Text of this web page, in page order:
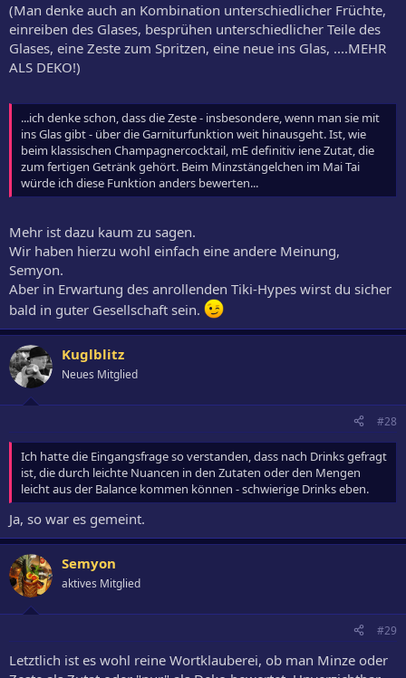
(Man denke auch an Kombination unterschiedlicher Früchte,
einreiben des Glases, besprühen unterschiedlicher Teile des
Glases, eine Zeste zum Spritzen, eine neue ins Glas, ....MEHR
ALS DEKO!)
...ich denke schon, dass die Zeste - insbesondere, wenn man sie mit
ins Glas gibt - über die Garniturfunktion weit hinausgeht. Ist, wie
beim klassischen Champagnercocktail, mE definitiv iene Zutat, die
zum fertigen Getränk gehört. Beim Minzstängelchen im Mai Tai
würde ich diese Funktion anders bewerten...
Mehr ist dazu kaum zu sagen.
Wir haben hierzu wohl einfach eine andere Meinung,
Semyon.
Aber in Erwartung des anrollenden Tiki-Hypes wirst du sicher
bald in guter Gesellschaft sein.
Kuglblitz
Neues Mitglied
#28
Ich hatte die Eingangsfrage so verstanden, dass nach Drinks gefragt
ist, die durch leichte Nuancen in den Zutaten oder den Mengen
leicht aus der Balance kommen können - schwierige Drinks eben.
Ja, so war es gemeint.
Semyon
aktives Mitglied
#29
Letztlich ist es wohl reine Wortklauberei, ob man Minze oder